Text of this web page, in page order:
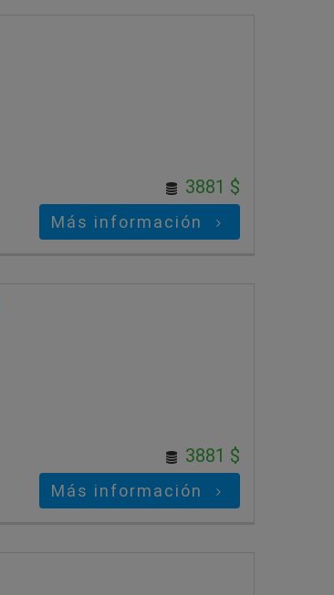
3881 $
Más información
3881 $
Más información